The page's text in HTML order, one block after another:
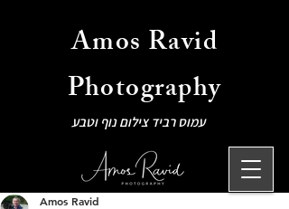
Amos Ravid
Photography
עמוס רביד צילום נוף וטבע
Amos Ravid